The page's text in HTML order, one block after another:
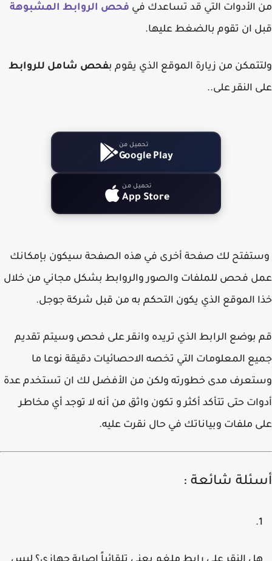
الأدوات التي قد تساعدك فيفحص الروابط المشبوهة
ان تقوم بالضغط عليها.
من زيارة الموقع الذي يقوم بفحص شامل للروابط
النقر على..
تحميل من
Google Play
تحميل من
App Store
لك صفحة أخرى في هذه الصفحة سيكون بإمكانك
فحص للملفات والصور والروابط بشكل مجاني من خلال
الموقع الذي يكون التحكم به من قبل شركة جوجل.
بوضع الرابط الذي تريده وانقر على فحص وسيتم تقديم
المعلومات التي تخصه الاحصائيات دقيقة نوعا ما
مدى خطورته ولكن من الأفضل لك ان تستخدم عدة
حتى تتأكد أكثر و تكون واثق من أنه لا توجد أي مخاطر
ملفات وبياناتك في حال نقرت عليه.
شائعة :